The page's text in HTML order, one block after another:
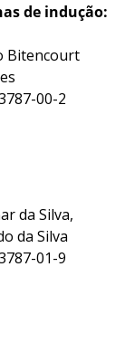
de indução:
Bitencourt
00-2
da Silva,
da Silva
01-9